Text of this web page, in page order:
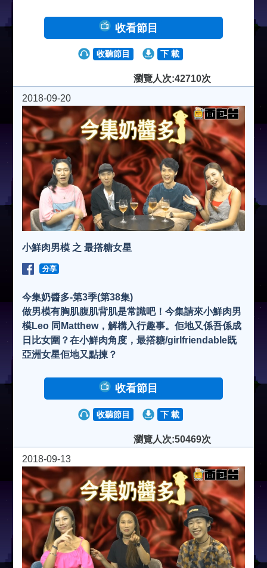
收看節目
收聽節目 下 載
瀏覽人次:42710次
2018-09-20
小鮮肉男模 之 最撘糖女星
分享
今集奶醬多-第3季(第38集)
做男模有胸肌腹肌背肌是常識吧！今集請來小鮮肉男
模Leo 同Matthew，解構入行趣事。佢地又係吾係成
日比女圍？在小鮮肉角度，最撘糖/girlfriendable既
亞洲女星佢地又點揀？
收看節目
收聽節目 下 載
瀏覽人次:50469次
2018-09-13